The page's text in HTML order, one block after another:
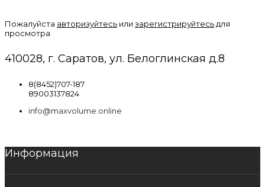
Пожалуйста авторизуйтесь или зарегистрируйтесь для
просмотра
410028, г. Саратов, ул. Белоглинская д.8
8(8452)707-187
89003137824
info@maxvolume.online
Информация